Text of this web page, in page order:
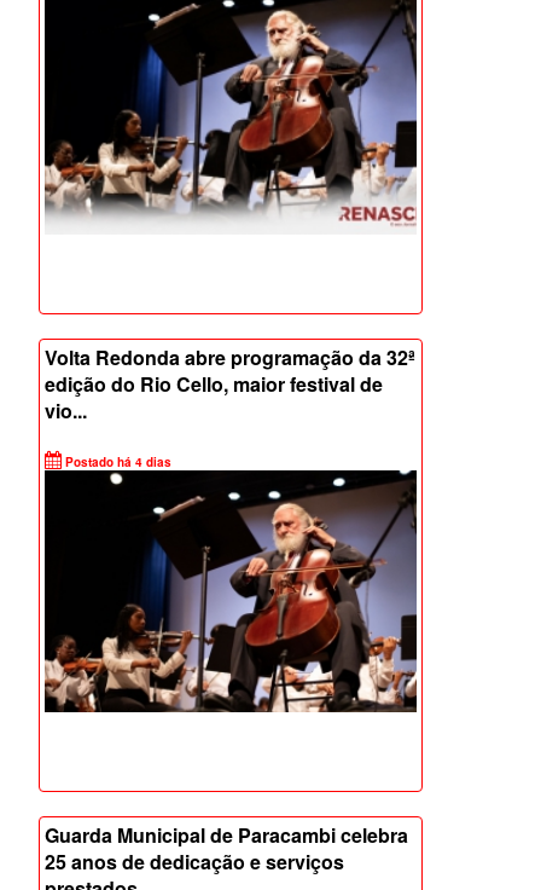
Postado há 4 dias
Volta Redonda abre programação da 32ª
edição do Rio Cello, maior festival de
Postado há 4 dias
Guarda Municipal de Paracambi celebra